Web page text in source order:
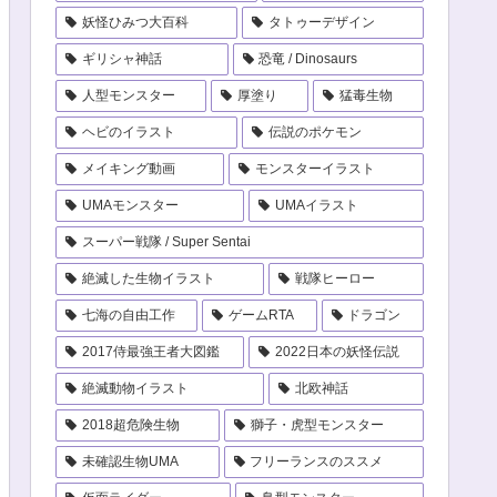
妖怪ひみつ大百科 タトゥーデザイン
ギリシャ神話 恐竜 / Dinosaurs
人型モンスター 厚塗り 猛毒生物
ヘビのイラスト 伝説のポケモン
メイキング動画 モンスターイラスト
UMAモンスター UMAイラスト
スーパー戦隊 / Super Sentai
絶滅した生物イラスト 戦隊ヒーロー
七海の自由工作 ゲームRTA ドラゴン
2017侍最強王者大図鑑 2022日本の妖怪伝説
絶滅動物イラスト 北欧神話
2018超危険生物 獅子・虎型モンスター
未確認生物UMA フリーランスのススメ